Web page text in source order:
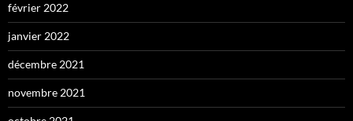
février 2022
janvier 2022
décembre 2021
novembre 2021